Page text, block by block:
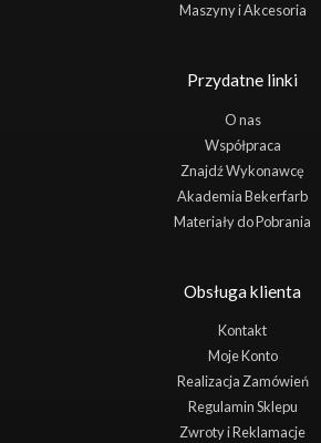
Maszyny i Akcesoria
Przydatne linki
O nas
Współpraca
Znajdź Wykonawcę
Akademia Bekerfarb
Materiały do Pobrania
Obsługa klienta
Kontakt
Moje Konto
Realizacja Zamówień
Regulamin Sklepu
Zwroty i Reklamacje